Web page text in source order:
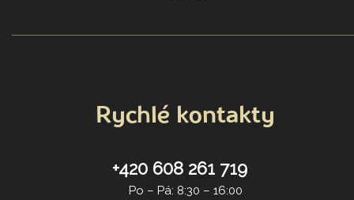
Rychlé kontakty
+420 608 261 719
Po – Pá: 8:30 – 16:00